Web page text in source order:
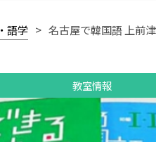
語学 名古屋で韓国語 上前
教室情報